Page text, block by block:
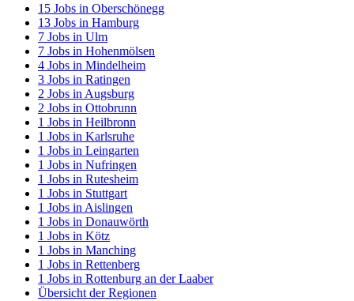
15 Jobs in Oberschönegg
13 Jobs in Hamburg
7 Jobs in Ulm
7 Jobs in Hohenmölsen
4 Jobs in Mindelheim
3 Jobs in Ratingen
2 Jobs in Augsburg
2 Jobs in Ottobrunn
1 Jobs in Heilbronn
1 Jobs in Karlsruhe
1 Jobs in Leingarten
1 Jobs in Nufringen
1 Jobs in Rutesheim
1 Jobs in Stuttgart
1 Jobs in Aislingen
1 Jobs in Donauwörth
1 Jobs in Kötz
1 Jobs in Manching
1 Jobs in Rettenberg
1 Jobs in Rottenburg an der Laaber
Übersicht der Regionen